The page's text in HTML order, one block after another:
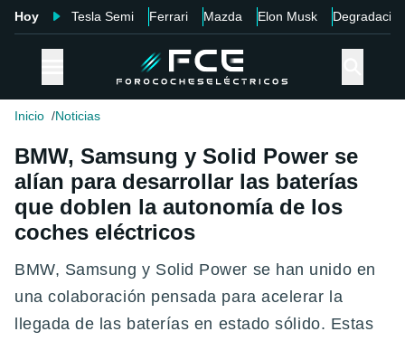
Hoy Tesla Semi Ferrari Mazda Elon Musk Degradación
Inicio Noticias
BMW, Samsung y Solid Power se
alían para desarrollar las baterías
que doblen la autonomía de los
coches eléctricos
BMW, Samsung y Solid Power se han unido en
una colaboración pensada para acelerar la
llegada de las baterías en estado sólido. Estas